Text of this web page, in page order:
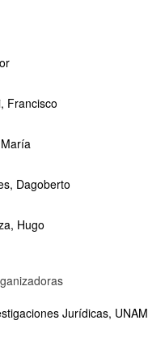
Francisco
Dagoberto
Hugo
Jurídicas, UNAM